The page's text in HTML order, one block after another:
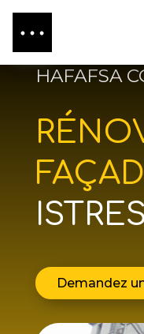
HAFAFSA
ISTRES
Demandez